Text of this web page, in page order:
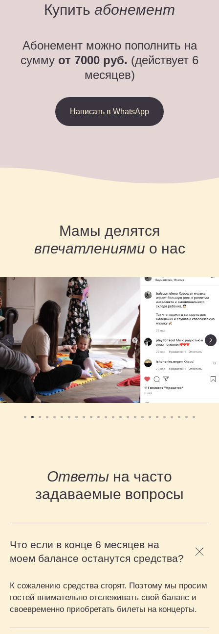
Купить абонемент
Абонемент можно пополнить на
сумму от 7000 руб. (действует 6
месяцев)
Написать в WhatsApp
Мамы делятся
впечатлениями о нас
Ответы на часто
задаваемые вопросы
Что если в конце 6 месяцев на
моем балансе останутся средства?
К сожалению средства сгорят. Поэтому мы просим
гостей внимательно отслеживать свой баланс и
своевременно приобретать билеты на концерты.